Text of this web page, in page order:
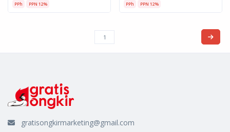
PPh PPN 12% PPh PPN 12%
gratisongkirmarketing@gmail.com